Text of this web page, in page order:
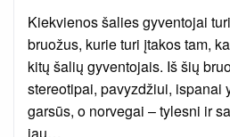
Kiekvienos šalies gyventojai
bruožus, kurie turi įtakos tam,
kitų šalių gyventojais. Iš šių
stereotipai, pavyzdžiui, ispanai
garsūs, o norvegai – tylesni ir